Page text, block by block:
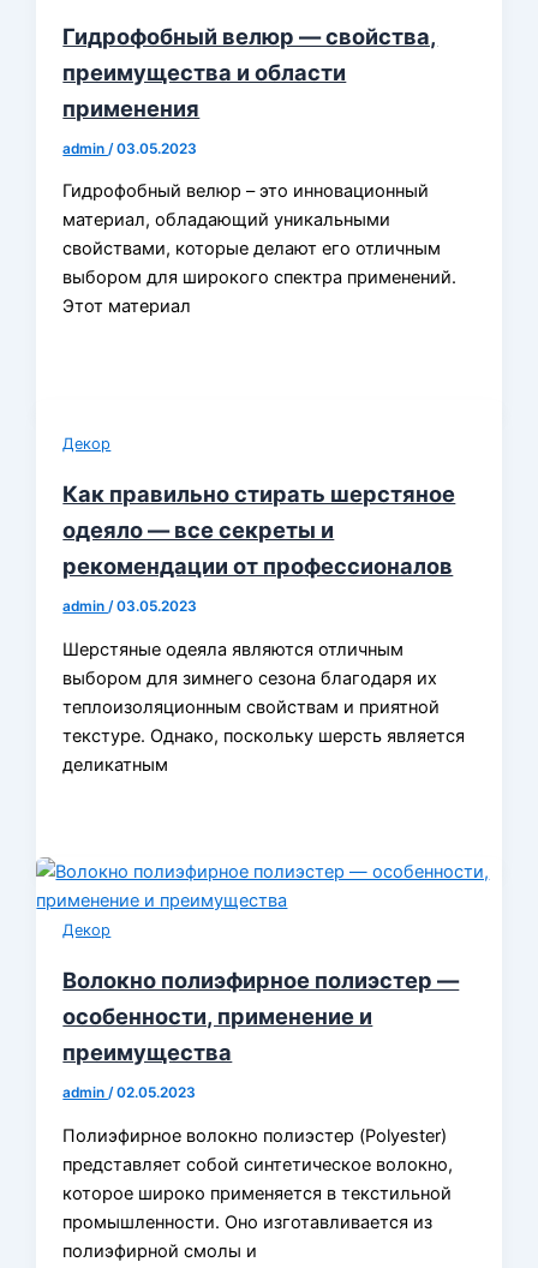
Гидрофобный велюр — свойства,
преимущества и области
применения
admin /03.05.2023
Гидрофобный велюр – это инновационный
материал, обладающий уникальными
свойствами, которые делают его отличным
выбором для широкого спектра применений.
Этот материал
Декор
Как правильно стирать шерстяное
одеяло — все секреты и
рекомендации от профессионалов
admin/03.05.2023
Шерстяные одеяла являются отличным
выбором для зимнего сезона благодаря их
теплоизоляционным свойствам и приятной
текстуре. Однако, поскольку шерсть является
деликатным
Декор
Волокно полиэфирное полиэстер —
особенности, применение и
преимущества
admin/02.05.2023
Полиэфирное волокно полиэстер (Polyester)
представляет собой синтетическое волокно,
которое широко применяется в текстильной
промышленности. Оно изготавливается из
полиэфирной смолы и